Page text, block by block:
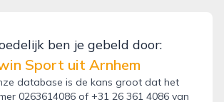
ben je gebeld door:
Sport uit Arnhem
database is de kans groot dat het
0263614086 of +31 26 361 4086 van